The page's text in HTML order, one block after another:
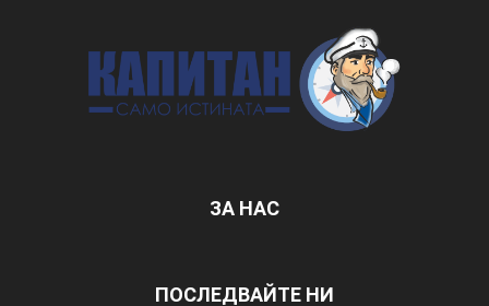
ЗА НАС
ПОСЛЕДВАЙТЕ НИ